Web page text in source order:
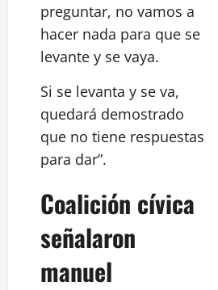
preguntar, no vamos a
hacer nada para que se
levante y se vaya.
Si se levanta y se va,
quedará demostrado
que no tiene respuestas
para dar”.
Coalición cívica
señalaron
manuel